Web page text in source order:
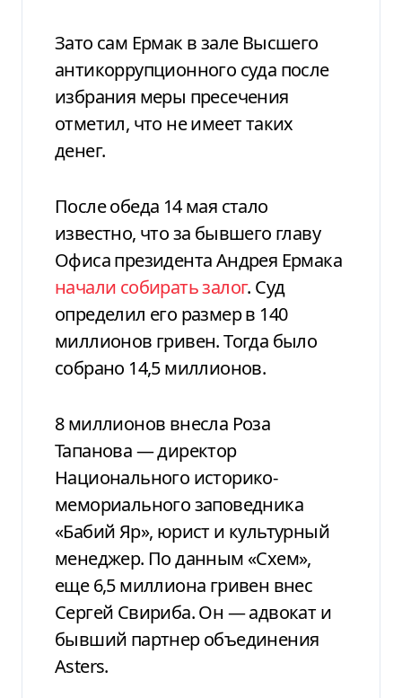
Зато сам Ермак в зале Высшего
антикоррупционного суда после
избрания меры пресечения
отметил, что не имеет таких
денег.
После обеда 14 мая стало
известно, что за бывшего главу
Офиса президента Андрея Ермака
начали собирать залог. Суд
определил его размер в 140
миллионов гривен. Тогда было
собрано 14,5 миллионов.
8 миллионов внесла Роза
Тапанова — директор
Национального историко-
мемориального заповедника
«Бабий Яр», юрист и культурный
менеджер. По данным «Схем»,
еще 6,5 миллиона гривен внес
Сергей Свириба. Он — адвокат и
бывший партнер объединения
Asters.